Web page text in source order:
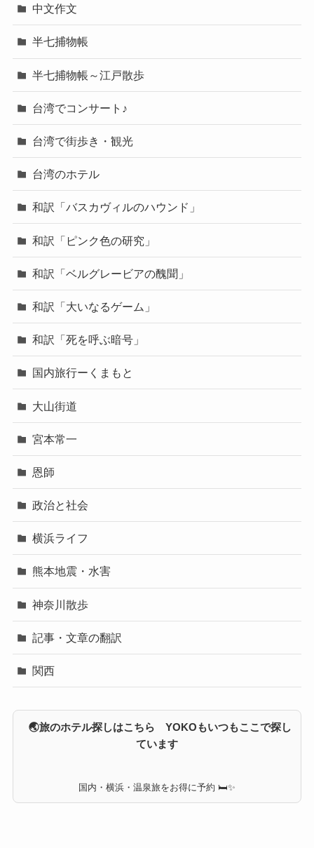
中文作文
半七捕物帳
半七捕物帳～江戸散歩
台湾でコンサート♪
台湾で街歩き・観光
台湾のホテル
和訳「バスカヴィルのハウンド」
和訳「ピンク色の研究」
和訳「ベルグレービアの醜聞」
和訳「大いなるゲーム」
和訳「死を呼ぶ暗号」
国内旅行ーくまもと
大山街道
宮本常一
恩師
政治と社会
横浜ライフ
熊本地震・水害
神奈川散歩
記事・文章の翻訳
関西
🌏旅のホテル探しはこちら YOKOもいつもここで探し
ています